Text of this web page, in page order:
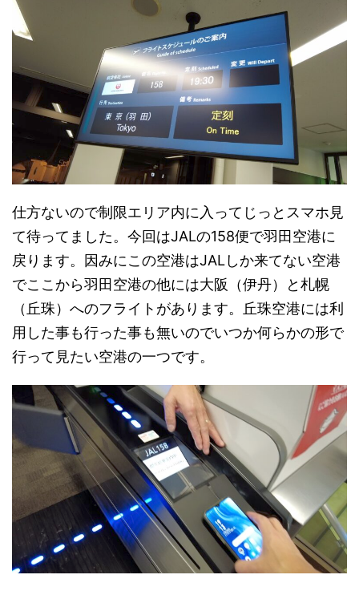
仕方ないので制限エリア内に入ってじっとスマホ見
て待ってました。今回はJALの158便で羽田空港に
戻ります。因みにこの空港はJALしか来てない空港
でここから羽田空港の他には大阪（伊丹）と札幌
（丘珠）へのフライトがあります。丘珠空港には利
用した事も行った事も無いのでいつか何らかの形で
行って見たい空港の一つです。